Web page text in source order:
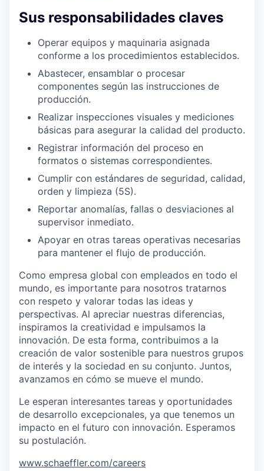
Sus responsabilidades claves
Operar equipos y maquinaria asignada
conforme a los procedimientos establecidos.
Abastecer, ensamblar o procesar
componentes según las instrucciones de
producción.
Realizar inspecciones visuales y mediciones
básicas para asegurar la calidad del producto.
Registrar información del proceso en
formatos o sistemas correspondientes.
Cumplir con estándares de seguridad, calidad,
orden y limpieza (5S).
Reportar anomalías, fallas o desviaciones al
supervisor inmediato.
Apoyar en otras tareas operativas necesarias
para mantener el flujo de producción.
Como empresa global con empleados en todo el
mundo, es importante para nosotros tratarnos
con respeto y valorar todas las ideas y
perspectivas. Al apreciar nuestras diferencias,
inspiramos la creatividad e impulsamos la
innovación. De esta forma, contribuimos a la
creación de valor sostenible para nuestros grupos
de interés y la sociedad en su conjunto. Juntos,
avanzamos en cómo se mueve el mundo.
Le esperan interesantes tareas y oportunidades
de desarrollo excepcionales, ya que tenemos un
impacto en el futuro con innovación. Esperamos
su postulación.
www.schaeffler.com/careers